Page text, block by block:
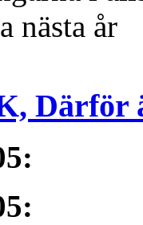
nästa år
Därför
:
: